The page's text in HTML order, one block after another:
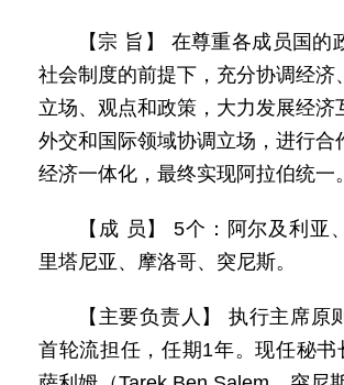
【宗 旨】 在尊重各成员国的
社会制度的前提下，充分协调经济
立场、观点和政策，大力发展经济
外交和国际领域协调立场，进行合
经济一体化，最终实现阿拉伯统一。
【成 员】 5个：阿尔及利亚
里塔尼亚、摩洛哥、突尼斯。
【主要负责人】 执行主席原
首轮流担任，任期1年。现任秘书